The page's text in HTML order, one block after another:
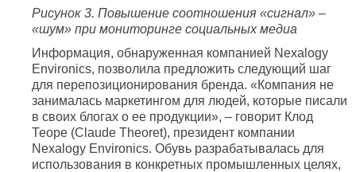
Рисунок 3. Повышение соотношения «сигнал» –
«шум» при мониторинге социальных медиа
Информация, обнаруженная компанией Nexalogy
Environics, позволила предложить следующий шаг
для перепозиционирования бренда. «Компания не
занималась маркетингом для людей, которые писали
в своих блогах о ее продукции», – говорит Клод
Теоре (Claude Theoret), президент компании
Nexalogy Environics. Обувь разрабатывалась для
использования в конкретных промышленных целях,